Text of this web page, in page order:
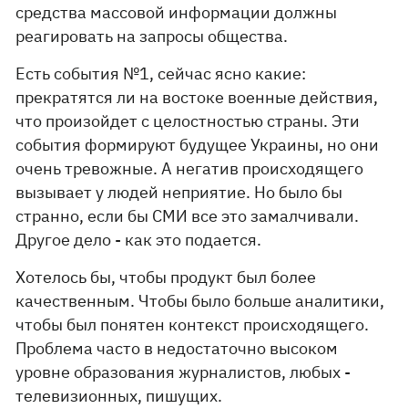
средства массовой информации должны
реагировать на запросы общества.
Есть события №1, сейчас ясно какие:
прекратятся ли на востоке военные действия,
что произойдет с целостностью страны. Эти
события формируют будущее Украины, но они
очень тревожные. А негатив происходящего
вызывает у людей неприятие. Но было бы
странно, если бы СМИ все это замалчивали.
Другое дело - как это подается.
Хотелось бы, чтобы продукт был более
качественным. Чтобы было больше аналитики,
чтобы был понятен контекст происходящего.
Проблема часто в недостаточно высоком
уровне образования журналистов, любых -
телевизионных, пишущих.